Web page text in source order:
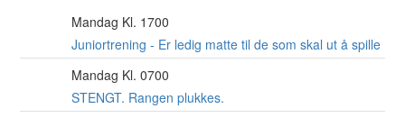
Mandag Kl. 1700
Juniortrening - Er ledig matte til de som skal ut å spille
Mandag Kl. 0700
STENGT. Rangen plukkes.